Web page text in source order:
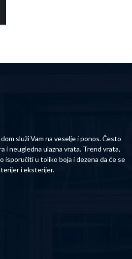
služi Vam na veselje i ponos. Često
i neugledna ulazna vrata. Trend vrata,
isporučiti u toliko boja i dezena da će se
i eksterijer.